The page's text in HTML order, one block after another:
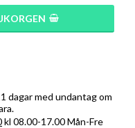
dagar med undantag om
kl 08.00-17.00 Mån-Fre